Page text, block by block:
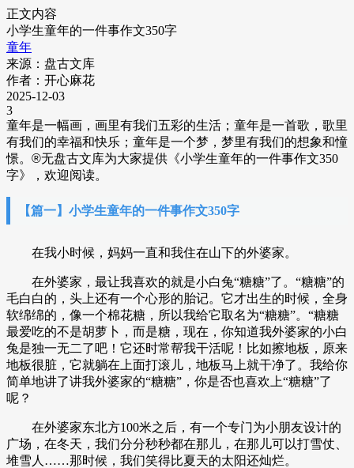
正文内容
小学生童年的一件事作文350字
童年
来源：盘古文库
作者：开心麻花
2025-12-03
3
童年是一幅画，画里有我们五彩的生活；童年是一首歌，歌里
有我们的幸福和快乐；童年是一个梦，梦里有我们的想象和憧
憬。 ®无盘古文库为大家提供《小学生童年的一件事作文350
字》，欢迎阅读。
【篇一】小学生童年的一件事作文350字
在我小时候，妈妈一直和我住在山下的外婆家。
在外婆家，最让我喜欢的就是小白兔“糖糖”了。“糖糖”的
毛白白的，头上还有一个心形的胎记。它才出生的时候，全身
软绵绵的，像一个棉花糖，所以我给它取名为“糖糖”。“糖糖
最爱吃的不是胡萝卜，而是糖，现在，你知道我外婆家的小白
兔是独一无二了吧！它还时常帮我干活呢！比如擦地板，原来
地板很脏，它就躺在上面打滚儿，地板马上就干净了。我给你
简单地讲了讲我外婆家的“糖糖”，你是否也喜欢上“糖糖”了
呢？
在外婆家东北方100米之后，有一个专门为小朋友设计的
广场，在冬天，我们分分秒秒都在那儿，在那儿可以打雪仗、
堆雪人……那时候，我们笑得比夏天的太阳还灿烂。